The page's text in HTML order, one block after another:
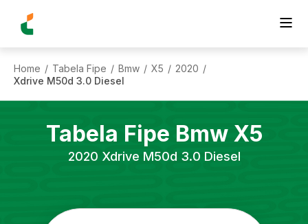
Home / Tabela Fipe / Bmw / X5 / 2020 /
Xdrive M50d 3.0 Diesel
Tabela Fipe Bmw X5
2020 Xdrive M50d 3.0 Diesel